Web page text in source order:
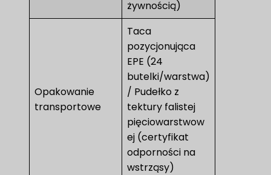
żywnością)
Opakowanie
transportowe
Taca
pozycjonująca
EPE (24
butelki/warstwa)
/ Pudełko z
tektury falistej
pięciowarstwow
ej (certyfikat
odporności na
wstrząsy)